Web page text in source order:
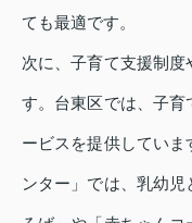
ても最適です。
次に、子育て支援制
す。台東区では、子育
ービスを提供してい
ンター」では、乳幼